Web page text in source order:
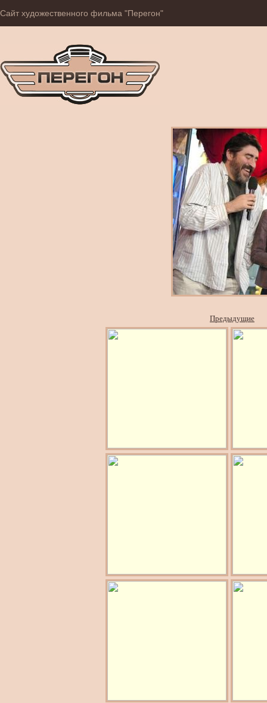
Сайт художественного фильма "Перегон"
Предыдущие